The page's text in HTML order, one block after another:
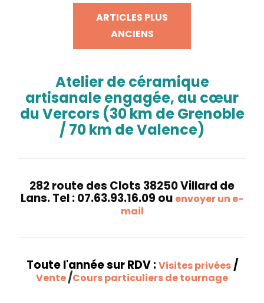
Sur
Arsenic/aluminium/cobalt
Sont
Mais
…
Navigation
des
articles
ARTICLES PLUS
ANCIENS
Atelier de céramique
artisanale engagée, au cœur
du Vercors (30 km de Grenoble
/ 70 km de Valence)
282 route des Clots 38250 Villard de
Lans. Tel : 07.63.93.16.09 ou envoyer un e-
mail
Toute l'année sur RDV :Visites privées/
Vente/Cours particuliers de tournage